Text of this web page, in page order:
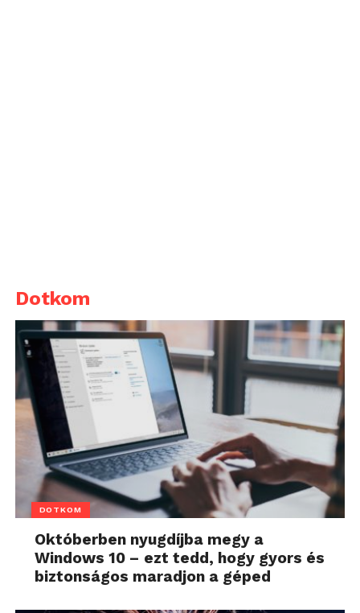
Dotkom
DOTKOM
Októberben nyugdíjba megy a
Windows 10 – ezt tedd, hogy gyors és
biztonságos maradjon a géped